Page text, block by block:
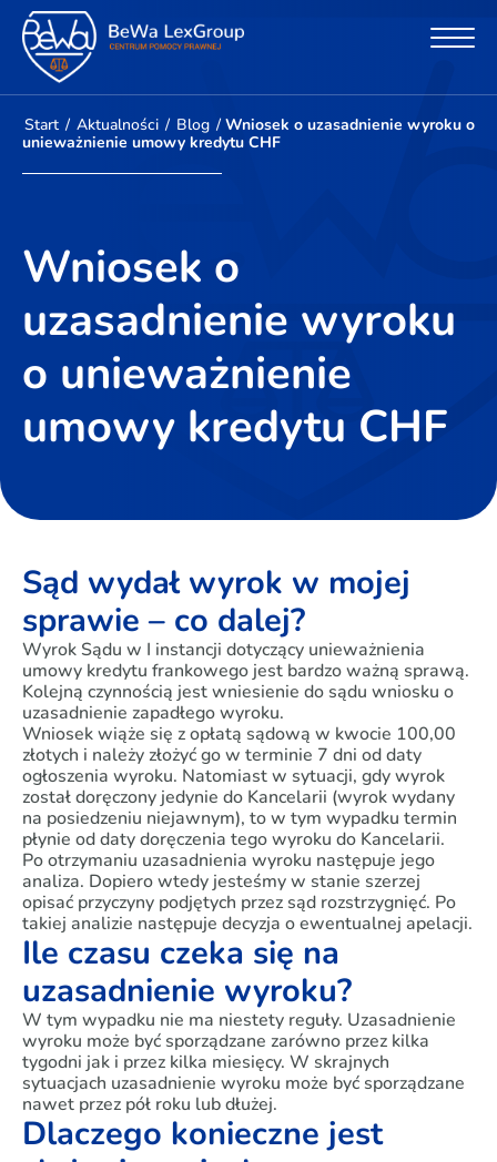
Start / Aktualności / Blog / Wniosek o uzasadnienie wyroku o
unieważnienie umowy kredytu CHF
Wniosek o
uzasadnienie wyroku
o unieważnienie
umowy kredytu CHF
Sąd wydał wyrok w mojej
sprawie – co dalej?
Wyrok Sądu w I instancji dotyczący unieważnienia
umowy kredytu frankowego jest bardzo ważną sprawą.
Kolejną czynnością jest wniesienie do sądu wniosku o
uzasadnienie zapadłego wyroku.
Wniosek wiąże się z opłatą sądową w kwocie 100,00
złotych i należy złożyć go w terminie 7 dni od daty
ogłoszenia wyroku. Natomiast w sytuacji, gdy wyrok
został doręczony jedynie do Kancelarii (wyrok wydany
na posiedzeniu niejawnym), to w tym wypadku termin
płynie od daty doręczenia tego wyroku do Kancelarii.
Po otrzymaniu uzasadnienia wyroku następuje jego
analiza. Dopiero wtedy jesteśmy w stanie szerzej
opisać przyczyny podjętych przez sąd rozstrzygnięć. Po
takiej analizie następuje decyzja o ewentualnej apelacji.
Ile czasu czeka się na
uzasadnienie wyroku?
W tym wypadku nie ma niestety reguły. Uzasadnienie
wyroku może być sporządzane zarówno przez kilka
tygodni jak i przez kilka miesięcy. W skrajnych
sytuacjach uzasadnienie wyroku może być sporządzane
nawet przez pół roku lub dłużej.
Dlaczego konieczne jest